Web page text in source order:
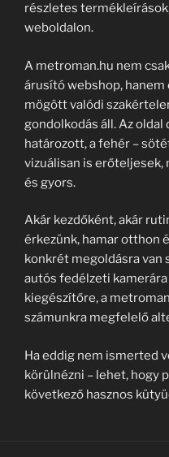
részletes
weboldalon.
A metroman.hu nem
árusító webshop,
mögött valódi
gondolkodás áll. Az
határozott, a fehér –
vizuálisan is erőteljesek,
és gyors.
Akár kezdőként, akár
érkezünk, hamar otthon
konkrét megoldásra van
autós fedélzeti
kiegészítőre, a
számunkra megfelelő
Ha eddig nem ismerted
körülnézni – lehet, hogy
következő hasznos